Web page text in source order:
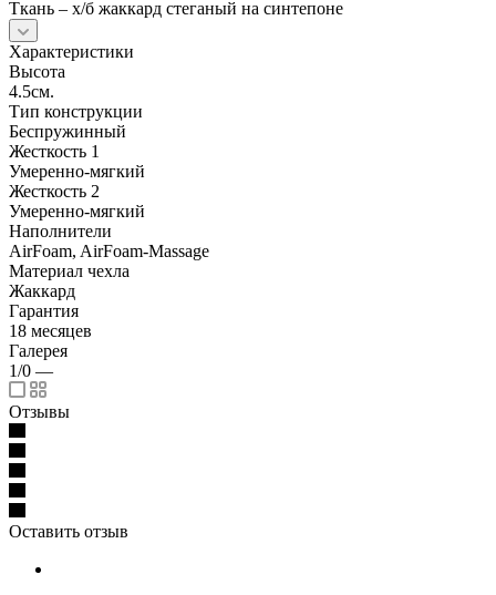
Ткань – х/б жаккард стеганый на синтепоне
Характеристики
Высота
4.5см.
Тип конструкции
Беспружинный
Жесткость 1
Умеренно-мягкий
Жесткость 2
Умеренно-мягкий
Наполнители
AirFoam, AirFoam-Massage
Материал чехла
Жаккард
Гарантия
18 месяцев
Галерея
1/0 —
Отзывы
Оставить отзыв